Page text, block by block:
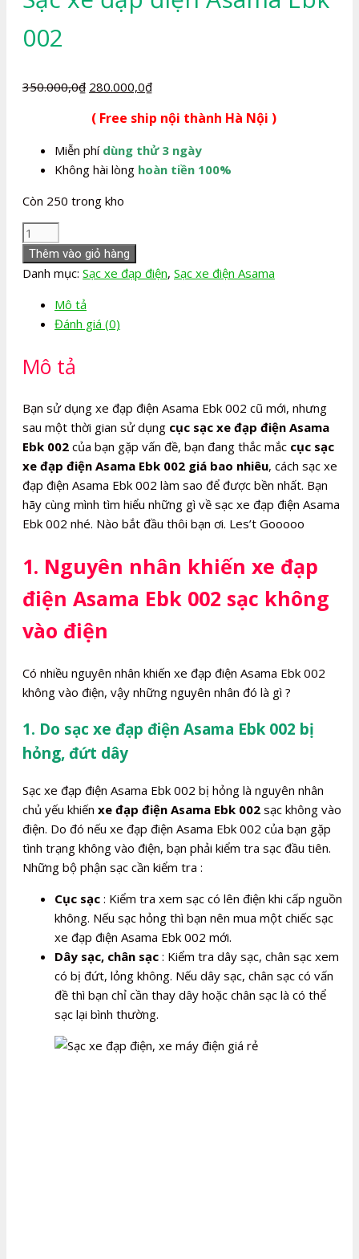
002
350.000,0₫ Giá
là:
350.000,0₫.
280.000,0₫Giá
tại
là:
280.000,0₫.
( Free ship nội thành Hà Nội )
Miễn phí dùng thử 3 ngày
Không hài lòng hoàn tiền 100%
Còn 250 trong kho
Sạc
xe
đạp
Asama
Ebk
số
Thêm vào giỏ hàng
Danh mục: Sạc xe đạp điện, Sạc xe điện Asama
Mô tả
Đánh giá (0)
Mô tả
Bạn sử dụng xe đạp điện Asama Ebk 002 cũ mới, nhưng
sau một thời gian sử dụng cục sạc xe đạp điện Asama
Ebk 002 của bạn gặp vấn đề, bạn đang thắc mắc cục sạc
xe đạp điện Asama Ebk 002 giá bao nhiêu, cách sạc xe
đạp điện Asama Ebk 002 làm sao để được bền nhất. Bạn
hãy cùng mình tìm hiểu những gì về sạc xe đạp điện Asama
Ebk 002 nhé. Nào bắt đầu thôi bạn ơi. Les’t Gooooo
1. Nguyên nhân khiến xe đạp
điện Asama Ebk 002 sạc không
vào điện
Có nhiều nguyên nhân khiến xe đạp điện Asama Ebk 002
không vào điện, vậy những nguyên nhân đó là gì ?
1. Do sạc xe đạp điện Asama Ebk 002 bị
hỏng, đứt dây
Sạc xe đạp điện Asama Ebk 002 bị hỏng là nguyên nhân
chủ yếu khiến xe đạp điện Asama Ebk 002 sạc không vào
điện. Do đó nếu xe đạp điện Asama Ebk 002 của bạn gặp
tình trạng không vào điện, bạn phải kiểm tra sạc đầu tiên.
Những bộ phận sạc cần kiểm tra :
Cục sạc : Kiểm tra xem sạc có lên điện khi cấp nguồn
không. Nếu sạc hỏng thì bạn nên mua một chiếc sạc
xe đạp điện Asama Ebk 002 mới.
Dây sạc, chân sạc : Kiểm tra dây sạc, chân sạc xem
có bị đứt, lỏng không. Nếu dây sạc, chân sạc có vấn
đề thì bạn chỉ cần thay dây hoặc chân sạc là có thể
sạc lại bình thường.